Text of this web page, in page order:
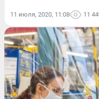
11 июля, 2020, 11:08 11